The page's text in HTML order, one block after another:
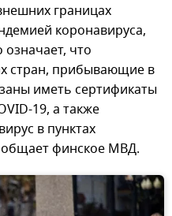
границах
коронавируса,
что
стран, прибывающие в
иметь сертификаты
19, а также
в пунктах
финское МВД.